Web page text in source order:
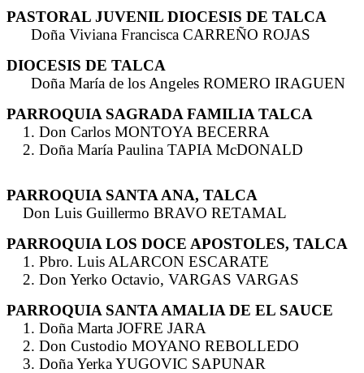
PASTORAL JUVENIL DIOCESIS DE TALCA
Doña Viviana Francisca CARREÑO ROJAS
DIOCESIS DE TALCA
Doña María de los Angeles ROMERO IRAGUEN
PARROQUIA SAGRADA FAMILIA TALCA
1. Don Carlos MONTOYA BECERRA
2. Doña María Paulina TAPIA McDONALD
PARROQUIA SANTA ANA, TALCA
Don Luis Guillermo BRAVO RETAMAL
PARROQUIA LOS DOCE APOSTOLES, TALCA
1. Pbro. Luis ALARCON ESCARATE
2. Don Yerko Octavio, VARGAS VARGAS
PARROQUIA SANTA AMALIA DE EL SAUCE
1. Doña Marta JOFRE JARA
2. Don Custodio MOYANO REBOLLEDO
3. Doña Yerka YUGOVIC SAPUNAR